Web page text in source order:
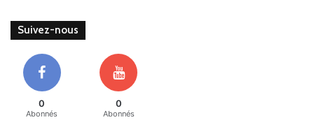
Suivez-nous
0
Abonnés
0
Abonnés